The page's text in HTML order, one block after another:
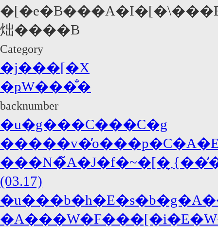
炪����B
Category
�j���[�X
�ҏW���̐�
backnumber
�u�g���C���C�g
���N�̃A�J�f�~�[�܂̖{���̓W���j�[�E�f�b�v�A�΍R�̓f�B�J�v���I!?
(03.17)